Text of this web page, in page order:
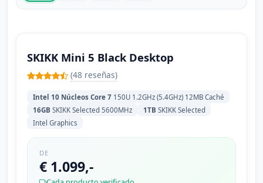
SKIKK Mini 5 Black Desktop
(48 reseñas)
Intel 10 Núcleos Core 7150U 1.2GHz (5.4GHz) 12MB Caché
16GB SKIKK Selected 5600MHz 1TB SKIKK Selected
Intel Graphics
DE
€ 1.099,-